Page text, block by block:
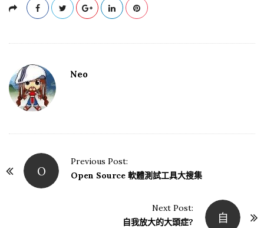
Neo
P
O
Previous Post:
Open Source 軟體測試工具大搜集
自
Next Post:
自我放大的大頭症?